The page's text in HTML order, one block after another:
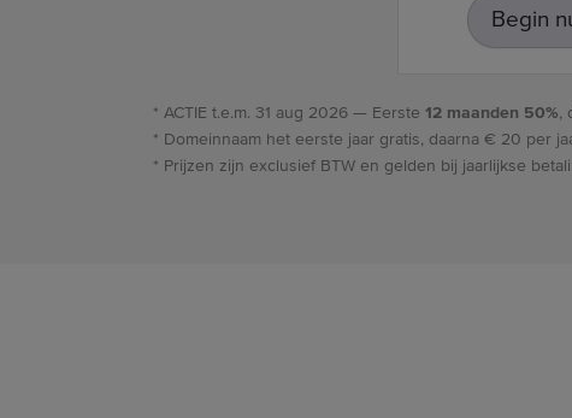
Begin
* ACTIE t.e.m. 31 aug 2026 — Eerste 12 maanden 50%,
* Domeinnaam het eerste jaar gratis, daarna € 20 per
* Prijzen zijn exclusief BTW en gelden bij jaarlijkse